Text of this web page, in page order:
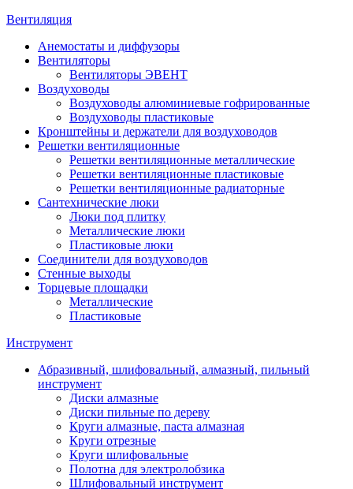
Вентиляция
Анемостаты и диффузоры
Вентиляторы
Вентиляторы ЭВЕНТ
Воздуховоды
Воздуховоды алюминиевые гофрированные
Воздуховоды пластиковые
Кронштейны и держатели для воздуховодов
Решетки вентиляционные
Решетки вентиляционные металлические
Решетки вентиляционные пластиковые
Решетки вентиляционные радиаторные
Сантехнические люки
Люки под плитку
Металлические люки
Пластиковые люки
Соединители для воздуховодов
Стенные выходы
Торцевые площадки
Металлические
Пластиковые
Инструмент
Абразивный, шлифовальный, алмазный, пильный
инструмент
Диски алмазные
Диски пильные по дереву
Круги алмазные, паста алмазная
Круги отрезные
Круги шлифовальные
Полотна для электролобзика
Шлифовальный инструмент